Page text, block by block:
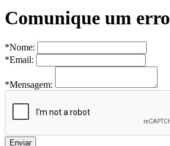
Comunique um erro
*Nome:
*Email:
*Mensagem: